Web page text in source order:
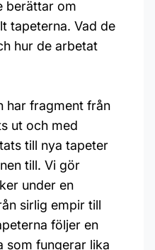
berättar om
tapeterna. Vad de
hur de arbetat
har fragment från
ut och med
till nya tapeter
till. Vi gör
under en
sirlig empir till
följer en
som fungerar lika